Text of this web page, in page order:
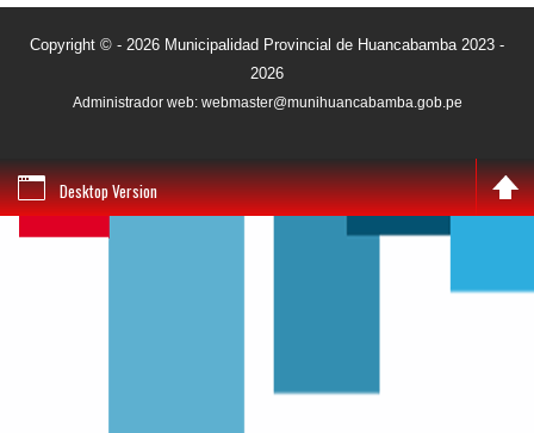
Copyright © - 2026 Municipalidad Provincial de Huancabamba 2023 -
2026
Administrador web: webmaster@munihuancabamba.gob.pe
Desktop Version